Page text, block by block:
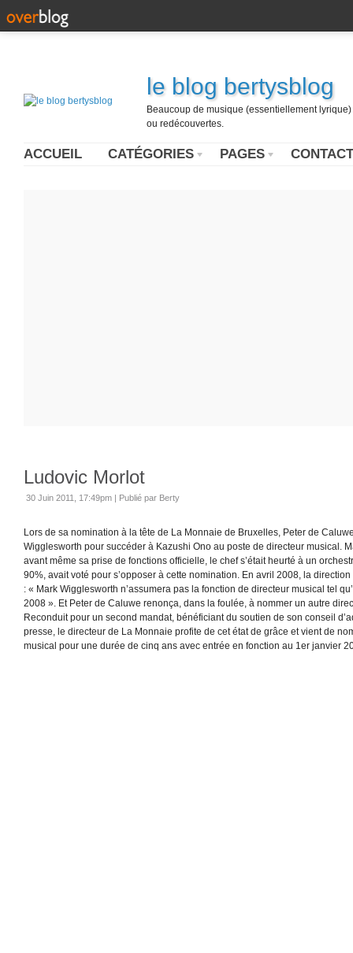
le blog bertysblog
Beaucoup de musique (essentiellement
ou redécouvertes.
ACCUEIL CATÉGORIES PAGES CONTACT
Ludovic Morlot
30 Juin 2011, 17:49pm | Publié par Berty
Lors de sa nomination à la tête de La Monnaie de Bruxelles, Peter de
Wigglesworth pour succéder à Kazushi Ono au poste de directeur musical.
avant même sa prise de fonctions officielle, le chef s’était heurté à un
90%, avait voté pour s’opposer à cette nomination. En avril 2008, la
: « Mark Wigglesworth n’assumera pas la fonction de directeur musical tel
2008 ». Et Peter de Caluwe renonça, dans la foulée, à nommer un autre
Reconduit pour un second mandat, bénéficiant du soutien de son conseil
presse, le directeur de La Monnaie profite de cet état de grâce et vient de
musical pour une durée de cinq ans avec entrée en fonction au 1er janvier